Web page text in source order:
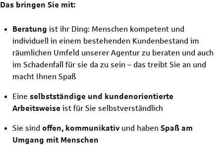
Das bringen Sie mit:
Beratung ist ihr Ding: Menschen kompetent und
individuell in einem bestehenden Kundenbestand im
räumlichen Umfeld unserer Agentur zu beraten und auch
im Schadenfall für sie da zu sein – das treibt Sie an und
macht Ihnen Spaß
Eine selbstständige und kundenorientierte
Arbeitsweise ist für Sie selbstverständlich
Sie sind offen, kommunikativund habenSpaß am
Umgang mit Menschen